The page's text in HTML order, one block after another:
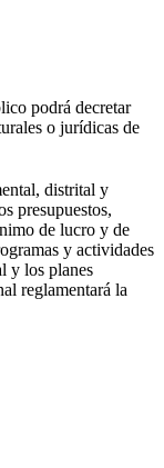
podrá decretar
o jurídicas de
distrital y
presupuestos,
de lucro y de
y actividades
y los planes
reglamentará la